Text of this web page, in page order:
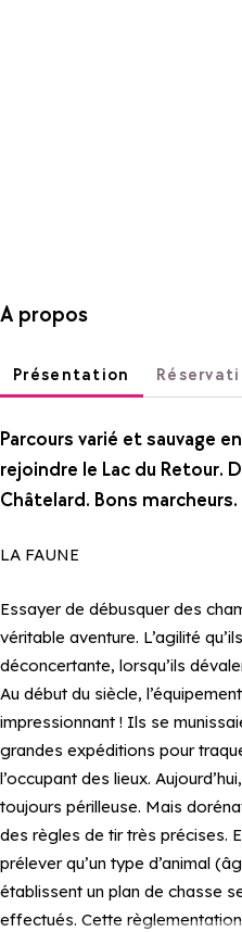
A propos
Présentation
Parcours varié et sauvage
rejoindre le Lac du Retour.
Châtelard. Bons marcheurs.
LA FAUNE
Essayer de débusquer des
véritable aventure. L’agilité
déconcertante, lorsqu’ils
Au début du siècle,
impressionnant ! Ils se
grandes expéditions pour
l’occupant des lieux.
toujours périlleuse. Mais
des règles de tir très précises.
prélever qu’un type d’animal
établissent un plan de chasse
effectués. Cette